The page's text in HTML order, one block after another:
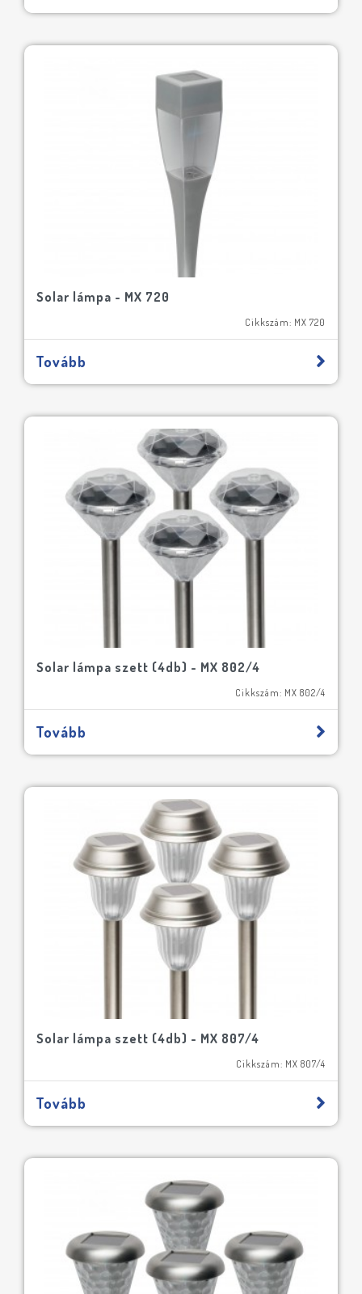
Solar lámpa - MX 720
Cikkszám: MX 720
Tovább
Solar lámpa szett (4db) - MX 802/4
Cikkszám: MX 802/4
Tovább
Solar lámpa szett (4db) - MX 807/4
Cikkszám: MX 807/4
Tovább